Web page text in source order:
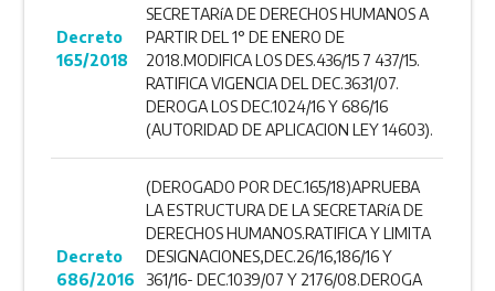
Decreto
165/2018
SECRETARíA DE DERECHOS HUMANOS A
PARTIR DEL 1° DE ENERO DE
2018.MODIFICA LOS DES.436/15 7 437/15.
RATIFICA VIGENCIA DEL DEC.3631/07.
DEROGA LOS DEC.1024/16 Y 686/16
(AUTORIDAD DE APLICACION LEY 14603).
Decreto
686/2016
(DEROGADO POR DEC.165/18)APRUEBA
LA ESTRUCTURA DE LA SECRETARíA DE
DERECHOS HUMANOS.RATIFICA Y LIMITA
DESIGNACIONES,DEC.26/16,186/16 Y
361/16- DEC.1039/07 Y 2176/08.DEROGA